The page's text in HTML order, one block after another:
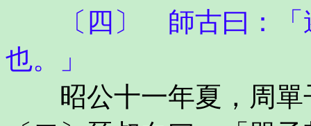
〔四〕 師古曰：「遂
也。」
昭公十一年夏，周單